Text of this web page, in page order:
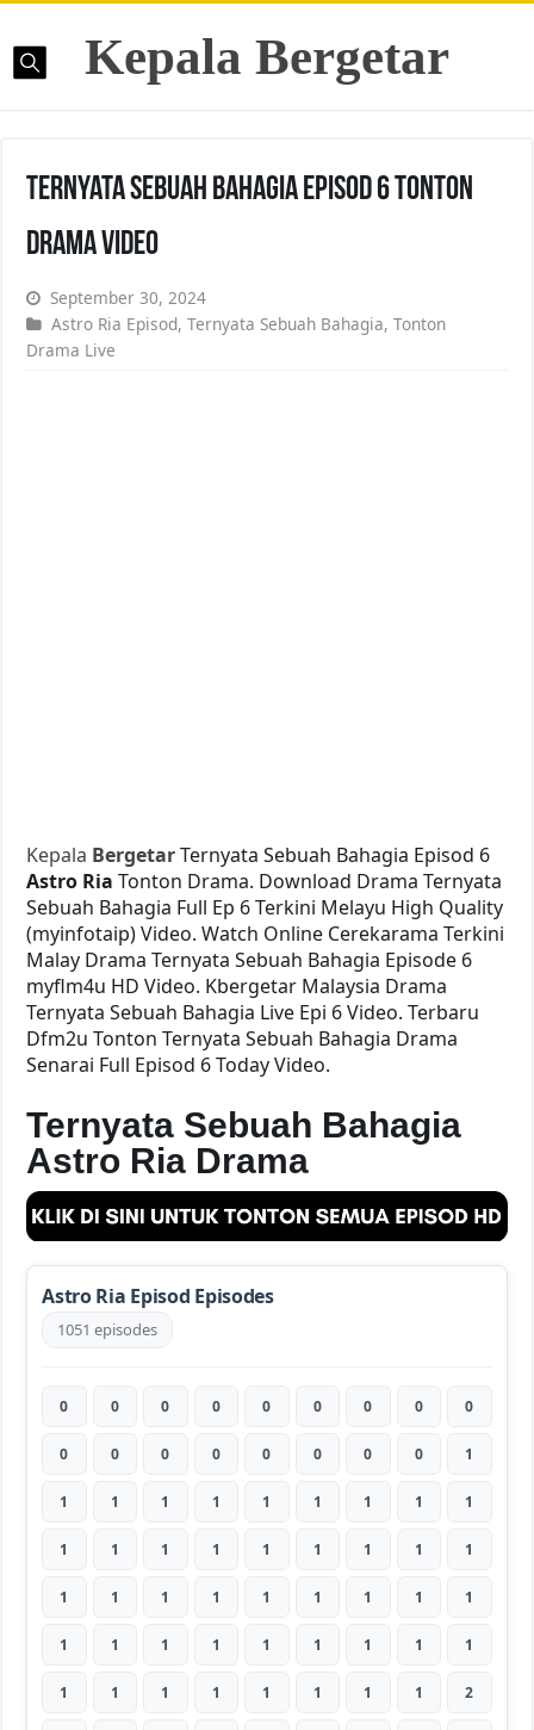
Kepala Bergetar
Ternyata Sebuah Bahagia Episod 6 Tonton
Drama Video
September 30, 2024
Astro Ria Episod,Ternyata Sebuah Bahagia,Tonton
Drama Live
Kepala BergetarTernyata Sebuah Bahagia Episod 6
Astro RiaTonton Drama. Download Drama Ternyata
Sebuah Bahagia Full Ep 6 Terkini Melayu High Quality
(myinfotaip) Video. Watch Online Cerekarama Terkini
Malay Drama Ternyata Sebuah Bahagia Episode 6
myflm4u HD Video. Kbergetar Malaysia Drama
Ternyata Sebuah Bahagia Live Epi 6 Video. Terbaru
Dfm2u Tonton Ternyata Sebuah Bahagia Drama
Senarai Full Episod 6 Today Video.
Ternyata Sebuah Bahagia
Astro Ria Drama
Astro Ria Episod Episodes
1051 episodes
0 0 0 0 0 0 0 0 0
0 0 0 0 0 0 0 0 1
1 1 1 1 1 1 1 1 1
1 1 1 1 1 1 1 1 1
1 1 1 1 1 1 1 1 1
1 1 1 1 1 1 1 1 1
1 1 1 1 1 1 1 1 2